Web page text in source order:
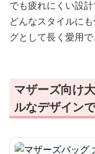
でも疲れにくい設計
どんなスタイルに
グとして長く愛用で
マザーズ向け
ルなデザイン